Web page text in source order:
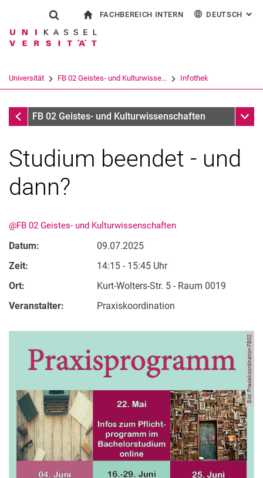
Springe direkt zu: Inhalt
Springe direkt zu: Suche
Springe direkt zu:
Suchformular
Suchbegriff
Suchen (öffnet externen Link in einem
FACHBEREICH INTERN DEUTSCH :
Universität FB 02 Geistes- und Kulturwisse... Infothek
InfothekFB 02 Geistes- und Kulturwissenschaften
Studium beendet - und
dann?
@FB 02 Geistes- und Kulturwissenschaften
Datum:
09.07.2025
Zeit:
14:15 - 15:45 Uhr
Ort:
Kurt-Wolters-Str. 5 - Raum 0019
Veranstalter:
Praxiskoordination
Bild: Praxiskoordination FB02